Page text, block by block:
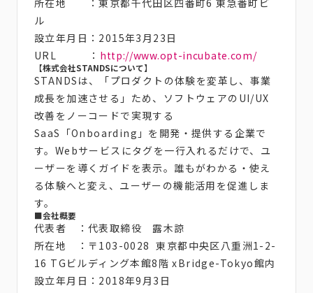
所在地 ：東京都千代田区四番町6 東急番町ビ
ル
設立年月日：2015年3月23日
URL ： http://www.opt-incubate.com/
【株式会社STANDSについて】
STANDSは、「プロダクトの体験を変革し、事業
成長を加速させる」ため、ソフトウェアのUI/UX
改善をノーコードで実現する
SaaS「Onboarding」を開発・提供する企業で
す。Webサービスにタグを一行入れるだけで、ユ
ーザーを導くガイドを表示。誰もがわかる・使え
る体験へと変え、ユーザーの機能活用を促進しま
す。
■会社概要
代表者 ：代表取締役 露木諒
所在地 ：〒103-0028 東京都中央区八重洲1-2-
16 TGビルディング本館8階 xBridge-Tokyo館内
設立年月日：2018年9月3日